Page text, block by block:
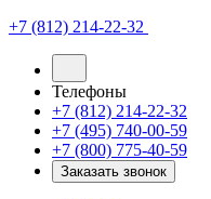
+7 (812) 214-22-32
Телефоны
+7 (812) 214-22-32
+7 (495) 740-00-59
+7 (800) 775-40-59
Заказать звонок